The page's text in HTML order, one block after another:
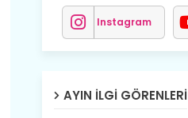
Instagram
AYIN İLGI GÖRENLERI